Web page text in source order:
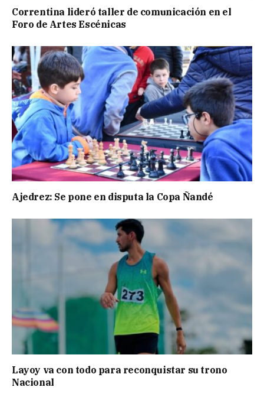
Correntina lideró taller de comunicación en el
Foro de Artes Escénicas
Ajedrez: Se pone en disputa la Copa Ñandé
Layoy va con todo para reconquistar su trono
Nacional